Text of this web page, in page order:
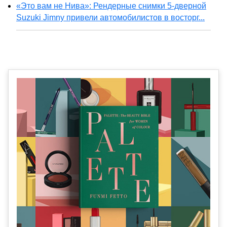
«Это вам не Нива»: Рендерные снимки 5-дверной
Suzuki Jimny привели автомобилистов в восторг...